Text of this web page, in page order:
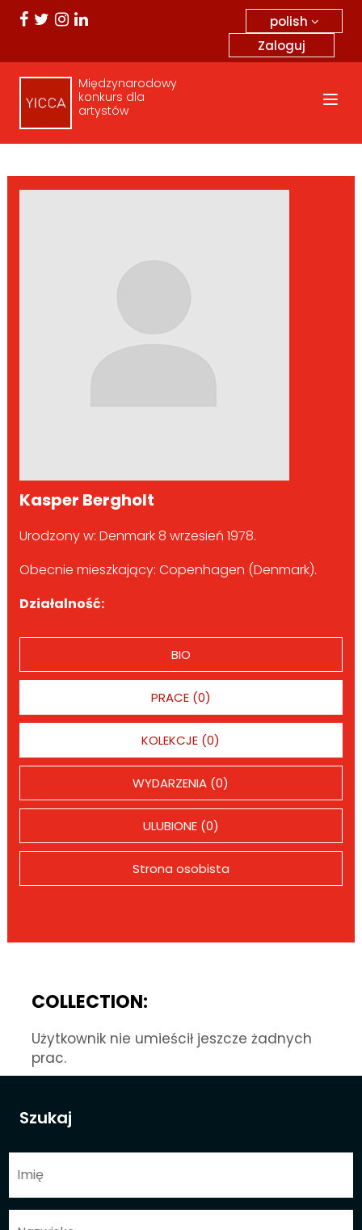
polish
Zaloguj
Międzynarodowy
konkurs dla
artystów
Szukaj
Kasper Bergholt
Urodzony w: Denmark 8 wrzesień 1978.
Obecnie mieszkający: Copenhagen (Denmark).
Działalność:
BIO
PRACE (0)
KOLEKCJE (0)
WYDARZENIA (0)
ULUBIONE (0)
Strona osobista
COLLECTION:
Użytkownik nie umieścił jeszcze żadnych
prac.